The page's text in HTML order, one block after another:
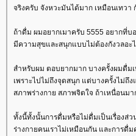
จริงครับ จังหวะมันได้มาก เหมือนเทวา
ถ้าดื่ม ผมอยากเมาครับ 5555 อยากที่
มีความสุขและสนุกแบบไม่ต้องกังวลอะ
สำหรับผม ตอบยากมาก บางครั้งผมดื่ม
เพราะไปไม่ถึงจุดสนุก แต่บางครั้งไม่
สภาพร่างกาย สภาพจิตใจ ถ้าเหนื่อนม
ทั้งนี้ทั้งนั้นการดื่มหรือไม่ดื่มเป็นเรื่องส่
ร่างกายคนเราไม่เหมือนกัน และการ